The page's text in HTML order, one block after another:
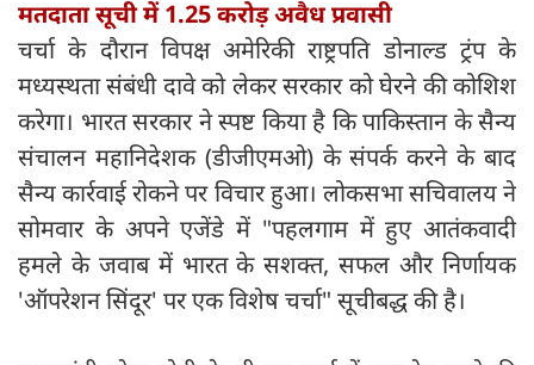
मतदाता सूची में 1.25 करोड़ अवैध प्रवासी
चर्चा के दौरान विपक्ष अमेरिकी राष्ट्रपति डोनाल्ड ट्रंप के
मध्यस्थता संबंधी दावे को लेकर सरकार को घेरने की कोशिश
करेगा। भारत सरकार ने स्पष्ट किया है कि पाकिस्तान के सैन्य
संचालन महानिदेशक (डीजीएमओ) के संपर्क करने के बाद
सैन्य कार्रवाई रोकने पर विचार हुआ। लोकसभा सचिवालय ने
सोमवार के अपने एजेंडे में "पहलगाम में हुए आतंकवादी
हमले के जवाब में भारत के सशक्त, सफल और निर्णायक
'ऑपरेशन सिंदूर' पर एक विशेष चर्चा" सूचीबद्ध की है।